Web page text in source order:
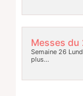
Messes du
Semaine 26
plus…